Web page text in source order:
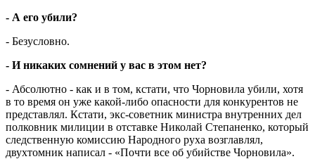
- А его убили?
- Безусловно.
- И никаких сомнений у вас в этом нет?
- Абсолютно - как и в том, кстати, что Чорновила убили, хотя
в то время он уже какой-либо опасности для конкурентов не
представлял. Кстати, экс-советник министра внутренних дел
полковник милиции в отставке Николай Степаненко, который
следственную комиссию Народного руха возглавлял,
двухтомник написал - «Почти все об убийстве Чорновила».